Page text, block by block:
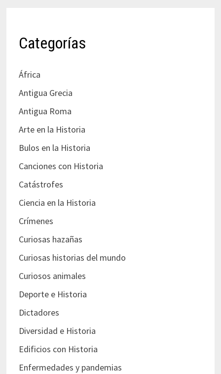
Categorías
África
Antigua Grecia
Antigua Roma
Arte en la Historia
Bulos en la Historia
Canciones con Historia
Catástrofes
Ciencia en la Historia
Crímenes
Curiosas hazañas
Curiosas historias del mundo
Curiosos animales
Deporte e Historia
Dictadores
Diversidad e Historia
Edificios con Historia
Enfermedades y pandemias